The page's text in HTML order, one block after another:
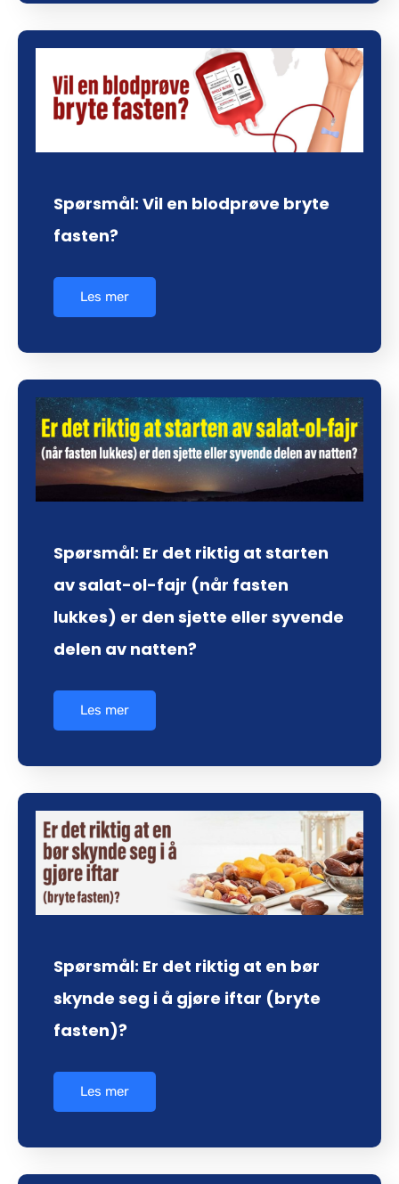
Spørsmål: Vil en blodprøve bryte
fasten?
Les mer
Spørsmål: Er det riktig at starten
av salat-ol-fajr (når fasten
lukkes) er den sjette eller syvende
delen av natten?
Les mer
Spørsmål: Er det riktig at en bør
skynde seg i å gjøre iftar (bryte
fasten)?
Les mer